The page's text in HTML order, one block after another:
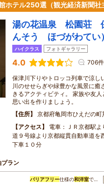
ホテル250選（観光経済新聞社
湯の花温泉 松園荘
んそう ほづがわてい
ハイクラス フォトギャラリー
4.0 706件
保津川下りやトロッコ列車で涼し
川のせせらぎや緑豊かな風景に癒
きるアクティビティ。 家族や友
思い出を作りましょう。
住所
京都府亀岡市ひえだの
アクセス
電車：ＪＲ京都駅
道９号線より京都縦貫自動車道を
下車１０分
プラン
バリアフリー仕様の和洋室で…